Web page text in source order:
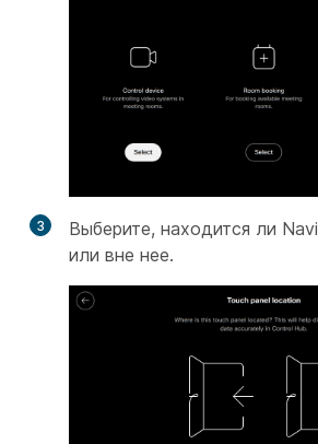
3
Выберите, находится ли
или вне нее.